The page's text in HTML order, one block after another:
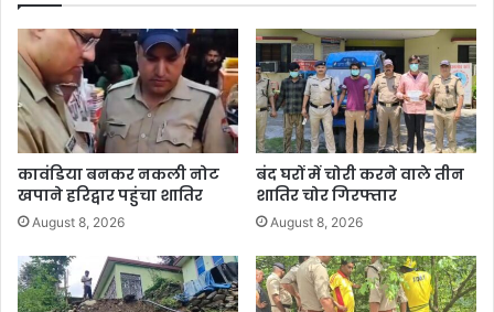
कावंडिया बनकर नकली नोट
खपाने हरिद्वार पहुंचा शातिर
August 8, 2026
बंद घरों में चोरी करने वाले तीन
शातिर चोर गिरफ्तार
August 8, 2026